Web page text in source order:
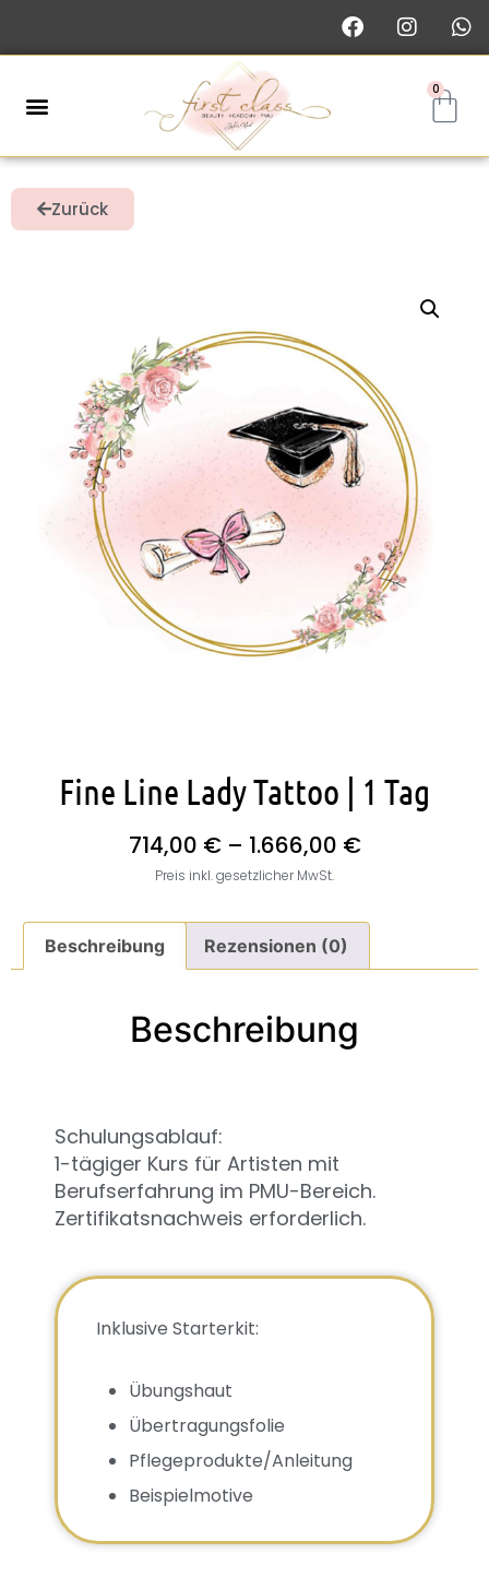
0
Zurück
Fine Line Lady Tattoo | 1 Tag
714,00 € – 1.666,00 €
Preis inkl. gesetzlicher MwSt.
Beschreibung Rezensionen (0)
Beschreibung
Schulungsablauf:
1-tägiger Kurs für Artisten mit
Berufserfahrung im PMU-Bereich.
Zertifikatsnachweis erforderlich.
Inklusive Starterkit:
Übungshaut
Übertragungsfolie
Pflegeprodukte/Anleitung
Beispielmotive